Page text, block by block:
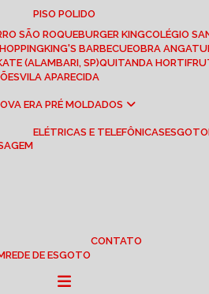
PISO POLIDO
SÃO ROQUE BURGER KING COLÉGIO
KING'S BARBECUE OBRA
(ALAMBARI, SP) QUITANDA
VILA APARECIDA
NOVA ERA PRÉ MOLDADOS
ELÉTRICAS E TELEFÔNICAS ESGOTO
REDE DE ESGOTO
CONTATO